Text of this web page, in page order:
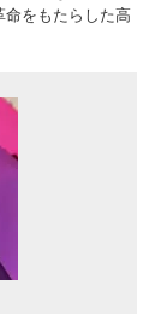
命をもたらした高